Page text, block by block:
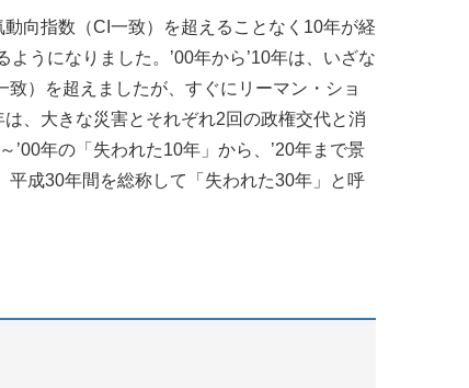
向指数（CI一致）を超えることなく10年が経
うになりました。’00年から’10年は、いざな
）を超えましたが、すぐにリーマン・ショ
、大きな災害とそれぞれ2回の政権交代と消
’00年の「失われた10年」から、’20年まで景
成30年間を総称して「失われた30年」と呼